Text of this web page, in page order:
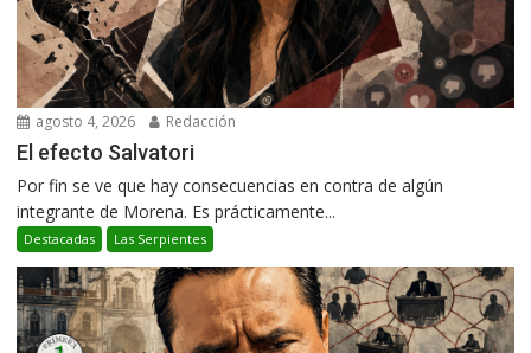
agosto 4, 2026 Redacción
El efecto Salvatori
Por fin se ve que hay consecuencias en contra de algún
integrante de Morena. Es prácticamente...
Destacadas Las Serpientes